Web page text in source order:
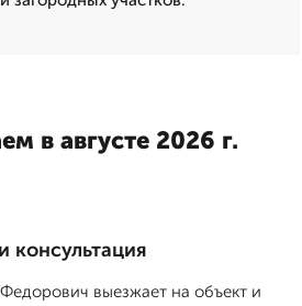
в августе 2026 г.
консультация
выезжает на объект и